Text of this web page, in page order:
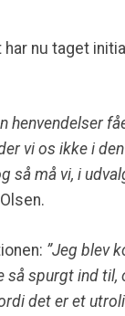
nu taget
henvendelser
vi os ikke i
så må vi, i
”Jeg blev
spurgt ind til,
det er et